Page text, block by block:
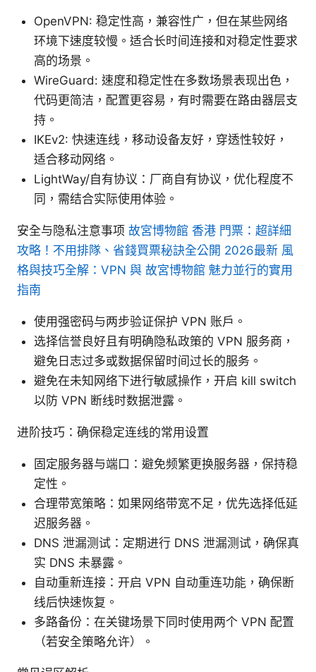
OpenVPN: 稳定性高，兼容性广，但在某些网络
环境下速度较慢。适合长时间连接和对稳定性要求
高的场景。
WireGuard: 速度和稳定性在多数场景表现出色，
代码更简洁，配置更容易，有时需要在路由器层支
持。
IKEv2: 快速连线，移动设备友好，穿透性较好，
适合移动网络。
LightWay/自有协议：厂商自有协议，优化程度不
同，需结合实际使用体验。
安全与隐私注意事项 故宮博物館 香港 門票：超詳細
攻略！不用排隊、省錢買票秘訣全公開 2026最新 風
格與技巧全解：VPN 與 故宮博物館 魅力並行的實用
指南
使用强密码与两步验证保护 VPN 账户。
选择信誉良好且有明确隐私政策的 VPN 服务商，
避免日志过多或数据保留时间过长的服务。
避免在未知网络下进行敏感操作，开启 kill switch
以防 VPN 断线时数据泄露。
进阶技巧：确保稳定连线的常用设置
固定服务器与端口：避免频繁更换服务器，保持稳
定性。
合理带宽策略：如果网络带宽不足，优先选择低延
迟服务器。
DNS 泄漏测试：定期进行 DNS 泄漏测试，确保真
实 DNS 未暴露。
自动重新连接：开启 VPN 自动重连功能，确保断
线后快速恢复。
多路备份：在关键场景下同时使用两个 VPN 配置
（若安全策略允许）。